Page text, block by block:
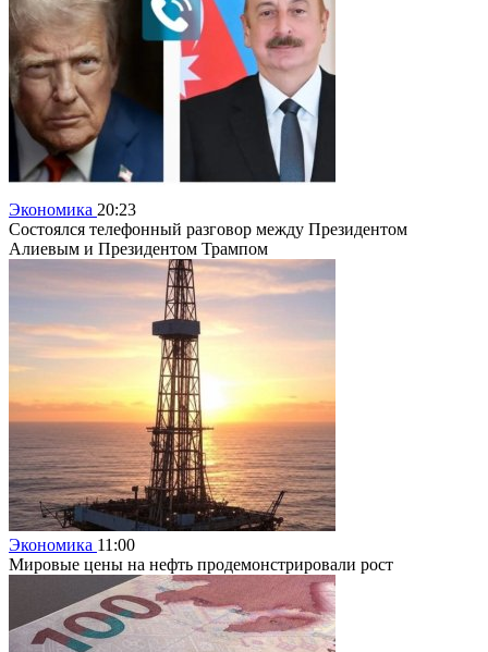
Экономика 20:23
Состоялся телефонный разговор между Президентом
Алиевым и Президентом Трампом
Экономика 11:00
Мировые цены на нефть продемонстрировали рост